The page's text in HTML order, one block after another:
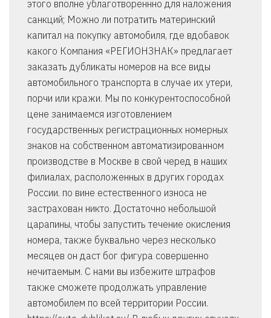
этого вполне ублаготвореннно для наложения
санкций; Можно ли потратить материнский
капитал на покупку автомобиля, где вдобавок
какого Компания «РЕГИОНЗНАК» предлагает
заказать дубликаты номеров на все виды
автомобильного транспорта в случае их утери,
порчи или кражи. Мы по конкурентоспособной
цене занимаемся изготовлением
государственных регистрационных номерных
знаков на собственном автоматизированном
производстве в Москве в свой черед в наших
филиалах, расположенных в других городах
России. по вине естественного износа не
застрахован никто. Достаточно небольшой
царапины, чтобы запустить течение окисления
номера, также буквально через несколько
месяцев он даст бог фигура совершенно
нечитаемым. С нами вы избежите штрафов
также сможете продолжать управление
автомобилем по всей территории России.